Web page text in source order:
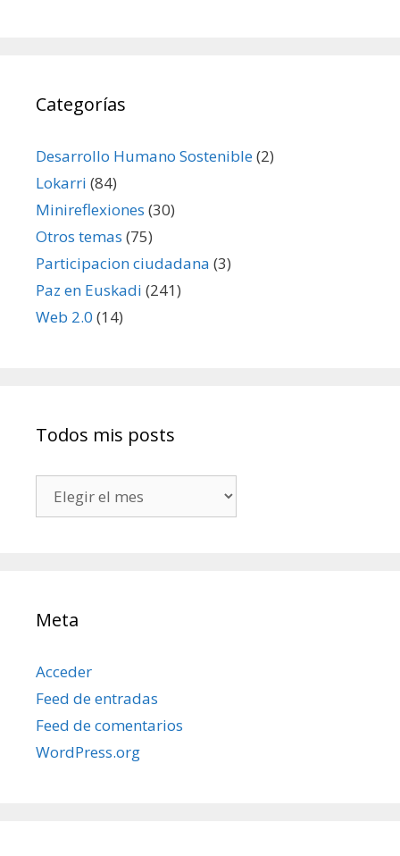
Categorías
Desarrollo Humano Sostenible(2)
Lokarri (84)
Minireflexiones (30)
Otros temas (75)
Participacion ciudadana (3)
Paz en Euskadi (241)
Web 2.0 (14)
Todos mis posts
mis
Meta
Acceder
Feed de entradas
Feed de comentarios
WordPress.org